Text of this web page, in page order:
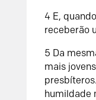
4 E,
receberão
5 Da
mais
humildade